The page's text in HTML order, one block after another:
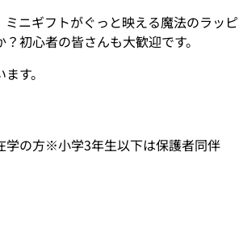
ミニギフトがぐっと映える魔法のラッピ
初心者の皆さんも大歓迎です。
す。
学の方※小学3年生以下は保護者同伴